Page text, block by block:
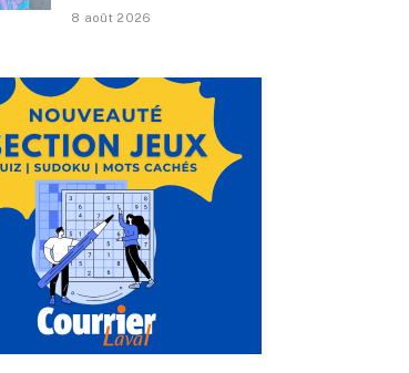
8 août 2026